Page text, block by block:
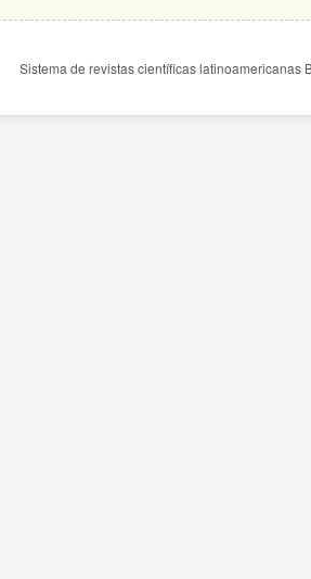
Sistema de revistas científicas latinoamericanas